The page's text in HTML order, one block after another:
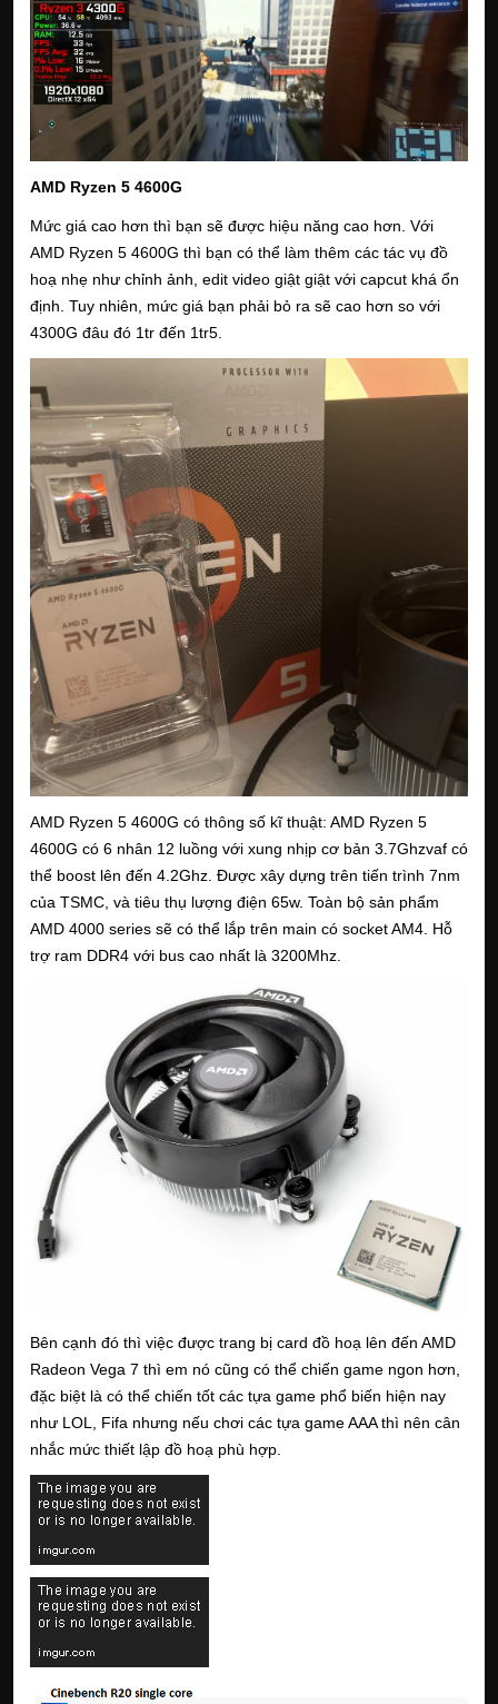
AMD Ryzen 5 4600G
Mức giá cao hơn thì bạn sẽ được hiệu năng cao hơn. Với
AMD Ryzen 5 4600G thì bạn có thể làm thêm các tác vụ đồ
hoạ nhẹ như chỉnh ảnh, edit video giật giật với capcut khá ổn
định. Tuy nhiên, mức giá bạn phải bỏ ra sẽ cao hơn so với
4300G đâu đó 1tr đến 1tr5.
AMD Ryzen 5 4600G có thông số kĩ thuật: AMD Ryzen 5
4600G có 6 nhân 12 luồng với xung nhịp cơ bản 3.7Ghzvaf có
thể boost lên đến 4.2Ghz. Được xây dựng trên tiến trình 7nm
của TSMC, và tiêu thụ lượng điện 65w. Toàn bộ sản phẩm
AMD 4000 series sẽ có thể lắp trên main có socket AM4. Hỗ
trợ ram DDR4 với bus cao nhất là 3200Mhz.
Bên cạnh đó thì việc được trang bị card đồ hoạ lên đến AMD
Radeon Vega 7 thì em nó cũng có thể chiến game ngon hơn,
đặc biệt là có thể chiến tốt các tựa game phổ biến hiện nay
như LOL, Fifa nhưng nếu chơi các tựa game AAA thì nên cân
nhắc mức thiết lập đồ hoạ phù hợp.